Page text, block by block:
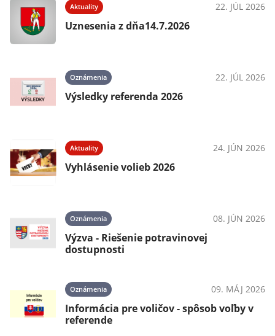
Aktuality 22. JÚL 2026
Uznesenia z dňa14.7.2026
Oznámenia 22. JÚL 2026
Výsledky referenda 2026
Aktuality 24. JÚN 2026
Vyhlásenie volieb 2026
Oznámenia 08. JÚN 2026
Výzva - Riešenie potravinovej
dostupnosti
Oznámenia 09. MÁJ 2026
Informácia pre voličov - spôsob voľby v
referende